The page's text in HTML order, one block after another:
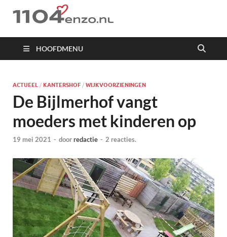
1104 en zo
HOOFDMENU
ACTUEEL / KANTERSHOF / WIJKVOORZIENINGEN
De Bijlmerhof vangt
moeders met kinderen op
19 mei 2021 - doorredactie - 2 reacties.